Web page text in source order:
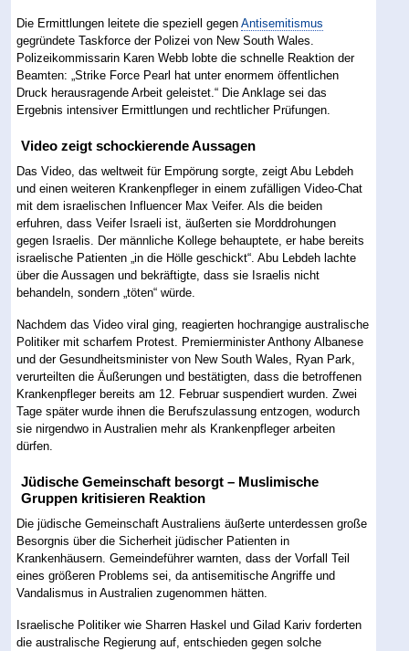
Die Ermittlungen leitete die speziell gegenAntisemitismus
gegründete Taskforce der Polizei von New South Wales.
Polizeikommissarin Karen Webb lobte die schnelle Reaktion der
Beamten: „Strike Force Pearl hat unter enormem öffentlichen
Druck herausragende Arbeit geleistet.“ Die Anklage sei das
Ergebnis intensiver Ermittlungen und rechtlicher Prüfungen.
Video zeigt schockierende Aussagen
Das Video, das weltweit für Empörung sorgte, zeigt Abu Lebdeh
und einen weiteren Krankenpfleger in einem zufälligen Video-Chat
mit dem israelischen Influencer Max Veifer. Als die beiden
erfuhren, dass Veifer Israeli ist, äußerten sie Morddrohungen
gegen Israelis. Der männliche Kollege behauptete, er habe bereits
israelische Patienten „in die Hölle geschickt“. Abu Lebdeh lachte
über die Aussagen und bekräftigte, dass sie Israelis nicht
behandeln, sondern „töten“ würde.
Nachdem das Video viral ging, reagierten hochrangige australische
Politiker mit scharfem Protest. Premierminister Anthony Albanese
und der Gesundheitsminister von New South Wales, Ryan Park,
verurteilten die Äußerungen und bestätigten, dass die betroffenen
Krankenpfleger bereits am 12. Februar suspendiert wurden. Zwei
Tage später wurde ihnen die Berufszulassung entzogen, wodurch
sie nirgendwo in Australien mehr als Krankenpfleger arbeiten
dürfen.
Jüdische Gemeinschaft besorgt – Muslimische
Gruppen kritisieren Reaktion
Die jüdische Gemeinschaft Australiens äußerte unterdessen große
Besorgnis über die Sicherheit jüdischer Patienten in
Krankenhäusern. Gemeindeführer warnten, dass der Vorfall Teil
eines größeren Problems sei, da antisemitische Angriffe und
Vandalismus in Australien zugenommen hätten.
Israelische Politiker wie Sharren Haskel und Gilad Kariv forderten
die australische Regierung auf, entschieden gegen solche